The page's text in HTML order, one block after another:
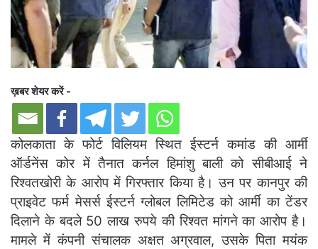
ख़बर शेयर करें -
कोलकाता के फोर्ट विलियम स्थित ईस्टर्न कमांड की आर्मी
ऑर्डनेंस कोर में तैनात कर्नल हिमांशु बाली को सीबीआई ने
रिश्वतखोरी के आरोप में गिरफ्तार किया है। उन पर कानपुर की
प्राइवेट फर्म मेसर्स ईस्टर्न ग्लोबल लिमिटेड को आर्मी का टेंडर
दिलाने के बदले 50 लाख रुपये की रिश्वत मांगने का आरोप है।
मामले में कंपनी संचालक अक्षत अग्रवाल, उसके पिता मयंक